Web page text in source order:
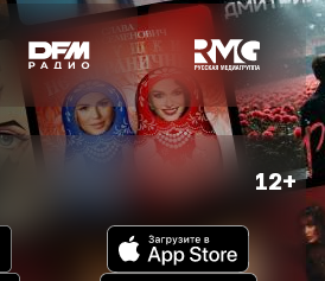
12+